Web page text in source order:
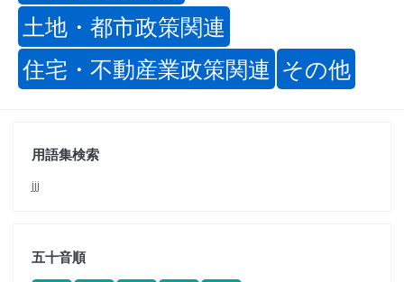
土地・都市政策関連
住宅・不動産業政策関連 その他
用語集検索
jjj
五十音順